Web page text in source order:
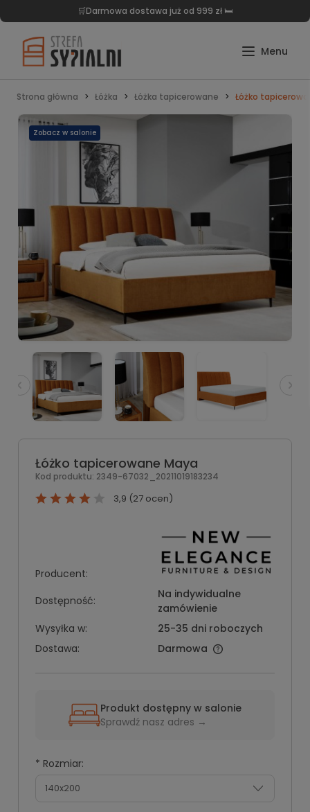
🛏️ Zapraszamy do salonu stacjonarnego, Warszawa, Trakt Brzeski 56 🛒
Strona główna Łóżka Łóżka tapicerowane Łóżko
Zobacz w salonie
Łóżko tapicerowane Maya
Kod produktu: 2349-67032_20211019183234
3,9 (27 ocen)
Producent:
Dostępność:
Na indywidualne
zamówienie
Wysyłka w:
25-35 dni roboczych
Dostawa:
Darmowa
Produkt dostępny w salonie
Sprawdź nasz adres →
* Rozmiar: